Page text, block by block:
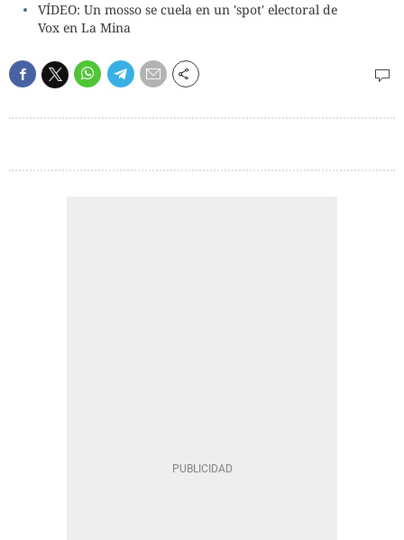
VÍDEO: Un mosso se cuela en un 'spot' electoral de
Vox en La Mina